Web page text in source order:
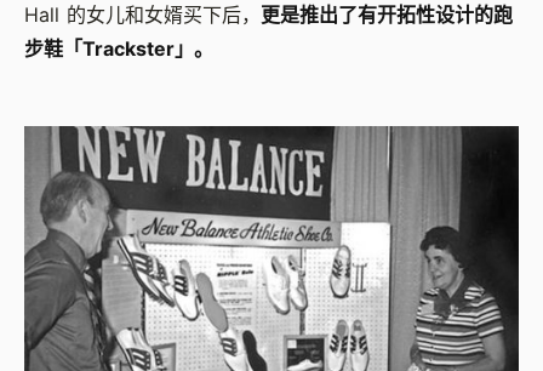
Hall 的女儿和女婿买下后， 更是推出了有开拓性设计的跑
步鞋「Trackster」。